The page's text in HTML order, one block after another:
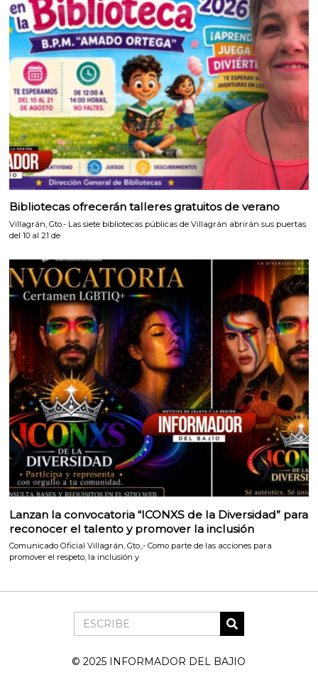
Bibliotecas ofrecerán talleres gratuitos de verano
Villagrán, Gto.- Las siete bibliotecas públicas de Villagrán abrirán sus puertas
del 10 al 21 de
Lanzan la convocatoria “ICONXS de la Diversidad” para
reconocer el talento y promover la inclusión
Comunicado Oficial Villagrán, Gto.,- Como parte de las acciones para
promover el respeto, la inclusión y
© 2025 INFORMADOR DEL BAJIO